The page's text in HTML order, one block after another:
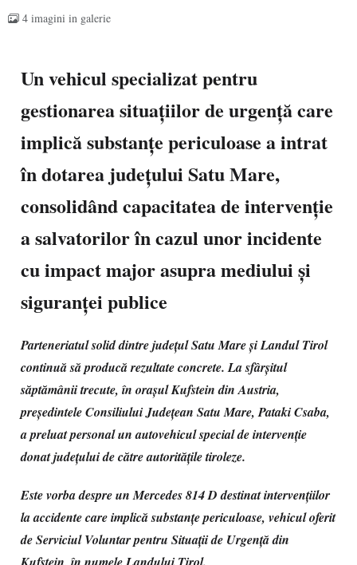
4 imagini in galerie
Un vehicul specializat pentru
gestionarea situațiilor de urgență care
implică substanțe periculoase a intrat
în dotarea județului Satu Mare,
consolidând capacitatea de intervenție
a salvatorilor în cazul unor incidente
cu impact major asupra mediului și
siguranței publice
Parteneriatul solid dintre județul Satu Mare și Landul Tirol
continuă să producă rezultate concrete. La sfârșitul
săptămânii trecute, în orașul Kufstein din Austria,
președintele Consiliului Județean Satu Mare, Pataki Csaba,
a preluat personal un autovehicul special de intervenție
donat județului de către autoritățile tiroleze.
Este vorba despre un Mercedes 814 D destinat intervențiilor
la accidente care implică substanțe periculoase, vehicul oferit
de Serviciul Voluntar pentru Situații de Urgență din